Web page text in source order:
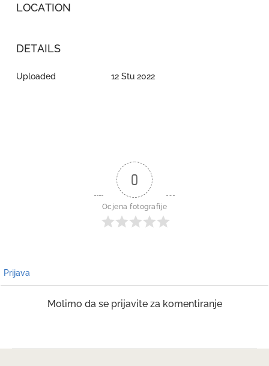
LOCATION
DETAILS
Uploaded 12 Stu 2022
0
Ocjena fotografije
Prijava
Molimo da se prijavite za komentiranje